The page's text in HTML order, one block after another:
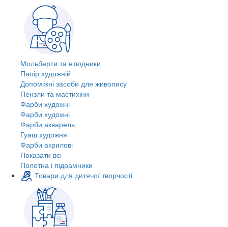
Мольберти та етюдники
Папір художній
Допоміжні засоби для живопису
Пензли та мастихіни
Фарби художні
Фарби художні
Фарби акварель
Гуаш художня
Фарби акрилові
Показати всі
Полотна і підрамники
Товари для дитячої творчості